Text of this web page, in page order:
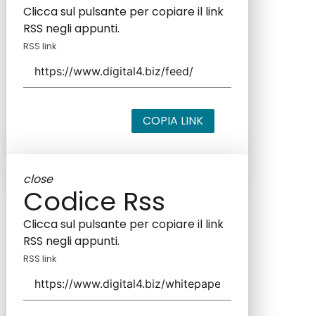
Clicca sul pulsante per copiare il link
RSS negli appunti.
RSS link
COPIA LINK
close
Codice Rss
Clicca sul pulsante per copiare il link
RSS negli appunti.
RSS link